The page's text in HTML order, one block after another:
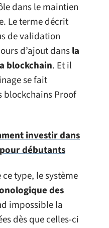
dans le maintien
Le terme décrit
de validation
d’ajout dansla
blockchain. Et il
se fait
blockchains Proof
investir dans
débutants
type, le système
des
impossible la
dès que celles-ci